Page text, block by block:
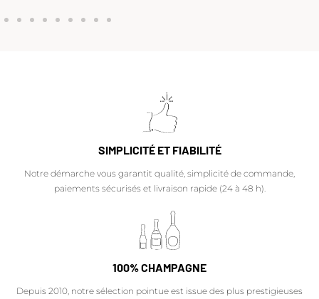
SIMPLICITÉ ET FIABILITÉ
Notre démarche vous garantit qualité, simplicité de commande,
paiements sécurisés et livraison rapide (24 à 48 h).
100% CHAMPAGNE
Depuis 2010, notre sélection pointue est issue des plus prestigieuses